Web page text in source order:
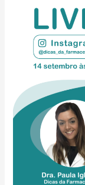
Higiene
íntima:
deve
saber?